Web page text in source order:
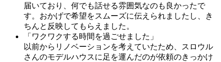
届いており、何でも話せる雰囲気なのも良かったで
す。おかげで希望をスムーズに伝えられましたし、き
ちんと反映してもらえました。
「ワクワクする時間を過ごせました」
以前からリノベーションを考えていたため、スロウル
さんのモデルハウスに足を運んだのが依頼のきっかけ